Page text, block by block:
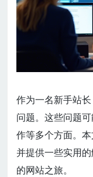
作为一名新手站
问题。这些问题
作等多个方面。
并提供一些实用
的网站之旅。